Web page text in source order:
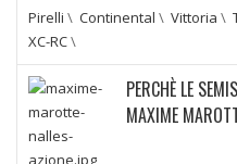
Pirelli \ Continental \ Vittoria \
XC-RC\
PERCHÈ LE
MAXIME